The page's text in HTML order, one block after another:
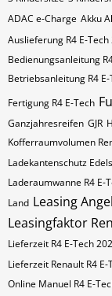
ADAC e-Charge Akku
Auslieferung R4 E-Tech
Bedienungsanleitung
Betriebsanleitung R4 E-
Fertigung R4 E-Tech
Ganzjahresreifen GJR
Kofferraumvolumen
Ladekantenschutz
Laderaumwanne R4 E-
Land Leasing
Leasingfaktor
Lieferzeit R4 E-Tech
Lieferzeit Renault R4 E-
Online Manuel R4 E-